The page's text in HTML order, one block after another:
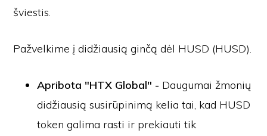
šviestis.
Pažvelkime į didžiausią ginčą dėl HUSD (HUSD).
Apribota "HTX Global" - Daugumai žmonių
didžiausią susirūpinimą kelia tai, kad HUSD
token galima rasti ir prekiauti tik